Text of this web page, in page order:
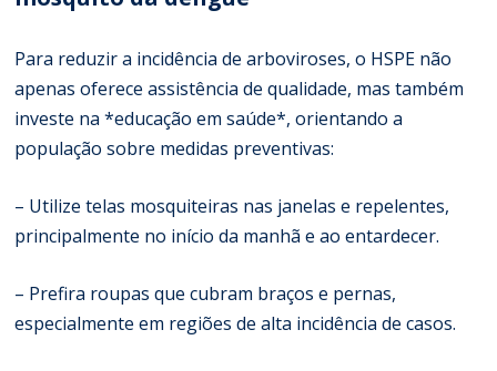
Para reduzir a incidência de arboviroses, o HSPE não
apenas oferece assistência de qualidade, mas também
investe na *educação em saúde*, orientando a
população sobre medidas preventivas:
– Utilize telas mosquiteiras nas janelas e repelentes,
principalmente no início da manhã e ao entardecer.
– Prefira roupas que cubram braços e pernas,
especialmente em regiões de alta incidência de casos.